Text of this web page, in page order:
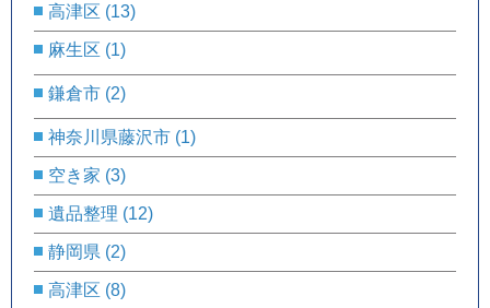
高津区 (13)
麻生区 (1)
鎌倉市 (2)
神奈川県藤沢市 (1)
空き家 (3)
遺品整理 (12)
静岡県 (2)
高津区 (8)